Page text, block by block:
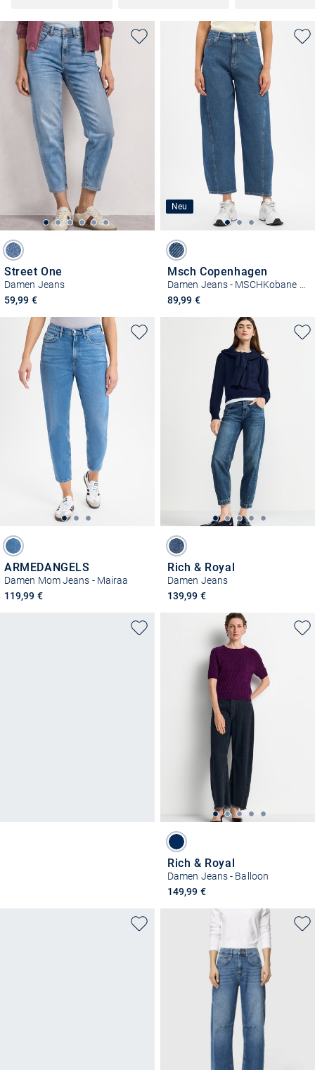
Street One
Damen Jeans
59,99 €
Neu
Msch Copenhagen
89,99 €
ARMEDANGELS
Damen Mom Jeans - Mairaa
119,99 €
Rich & Royal
Damen Jeans
139,99 €
Rich & Royal
Damen Jeans - Balloon
149,99 €